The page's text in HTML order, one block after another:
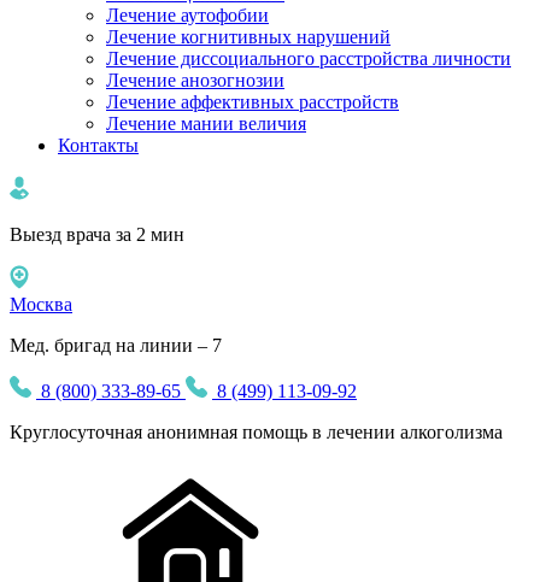
Лечение аутофобии
Лечение когнитивных нарушений
Лечение диссоциального расстройства личности
Лечение анозогнозии
Лечение аффективных расстройств
Лечение мании величия
Контакты
Выезд врача за 2 мин
Москва
Мед. бригад на линии – 7
8 (800) 333-89-65
8 (499) 113-09-92
Круглосуточная анонимная помощь в лечении алкоголизма